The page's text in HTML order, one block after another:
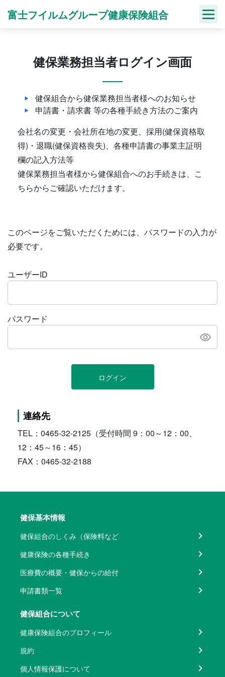
富士フイルムグループ健康保険組合
健保業務担当者ログイン画面
健保組合から健保業務担当者様へのお知らせ
申請書・請求書 等の各種手続き方法のご案内
会社名の変更・会社所在地の変更、採用(健保資格取
得)・退職(健保資格喪失)、各種申請書の事業主証明
欄の記入方法等
健保業務担当者様から健保組合へのお手続きは、こ
ちらからご確認いただけます。
このページをご覧いただくためには、パスワードの入力が
必要です。
ユーザーID
パスワード
ログイン
連絡先
TEL：0465-32-2125（受付時間 9：00～12：00、
12：45～16：45）
FAX：0465-32-2188
健保基本情報
健保組合のしくみ（保険料など
健康保険の各種手続き
医療費の概要・健保からの給付
申請書類一覧
健保組合について
健康保険組合のプロフィール
規約
個人情報保護について